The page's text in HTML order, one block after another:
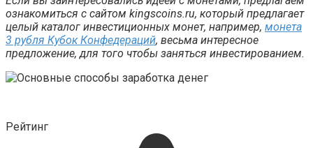
ознакомиться с сайтом kingscoins.ru, который предлагает
целый каталог инвестиционных монет, например, монета
3 рубля Кубок Конфедераций, весьма интересное
предложение, для того чтобы заняться инвестированием.
Рейтинг